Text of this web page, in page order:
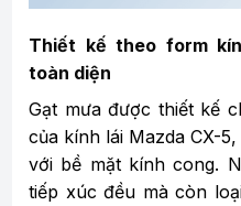
Thiết kế theo form
toàn diện
Gạt mưa được thiết kế
của kính lái Mazda CX-
với bề mặt kính cong.
tiếp xúc đều mà còn